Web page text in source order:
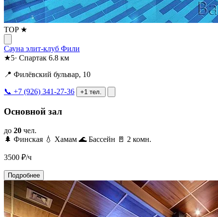
TOP ★
Сауна элит-клуб Фили
★5· Спартак 6.8 км
📍 Филёвский бульвар, 10
📞 +7 (926) 341-27-36 +1 тел.
Основной зал
до 20 чел.
🌲 Финская 💧 Хамам 🌊 Бассейн 🚪 2 комн.
3500 ₽/ч
Подробнее